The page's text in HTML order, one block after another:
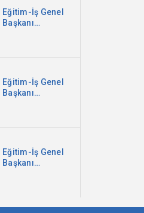
Eğitim-İş Genel
Başkanı
Birimlerine
Getirildi -
Kanal B
Eğitim-İş Genel
Başkanı
Zorunluluğu -
Sözcü TV
Eğitim-İş Genel
Başkanı
Halk TV